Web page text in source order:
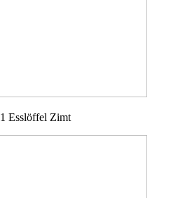
1 Esslöffel Zimt